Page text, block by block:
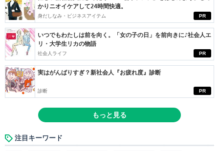
PR
かりニオイケアして24時間快適。
身だしなみ・ビジネスアイテム
PR
いつでもわたしは前を向く。「女の子の日」を前向きに♪社会人エ
リ・大学生リカの物語
社会人ライフ
PR
実はがんばりすぎ？新社会人『お疲れ度』診断
診断
もっと見る
注目キーワード